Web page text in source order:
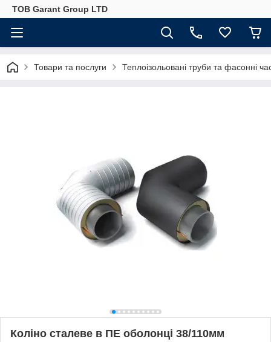
ТОВ Garant Group LTD
Товари та послуги Теплоізольовані труби та фасонні
Коліно сталеве в ПЕ оболонці 38/110мм